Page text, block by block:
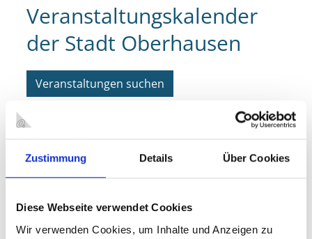
Zustimmung Details Über Cookies
Diese Webseite verwendet Cookies
Wir verwenden Cookies, um Inhalte und Anzeigen zu
Veranstaltungskalender
der Stadt Oberhausen
Veranstaltungen suchen
Centro Weihnachtsmarkt